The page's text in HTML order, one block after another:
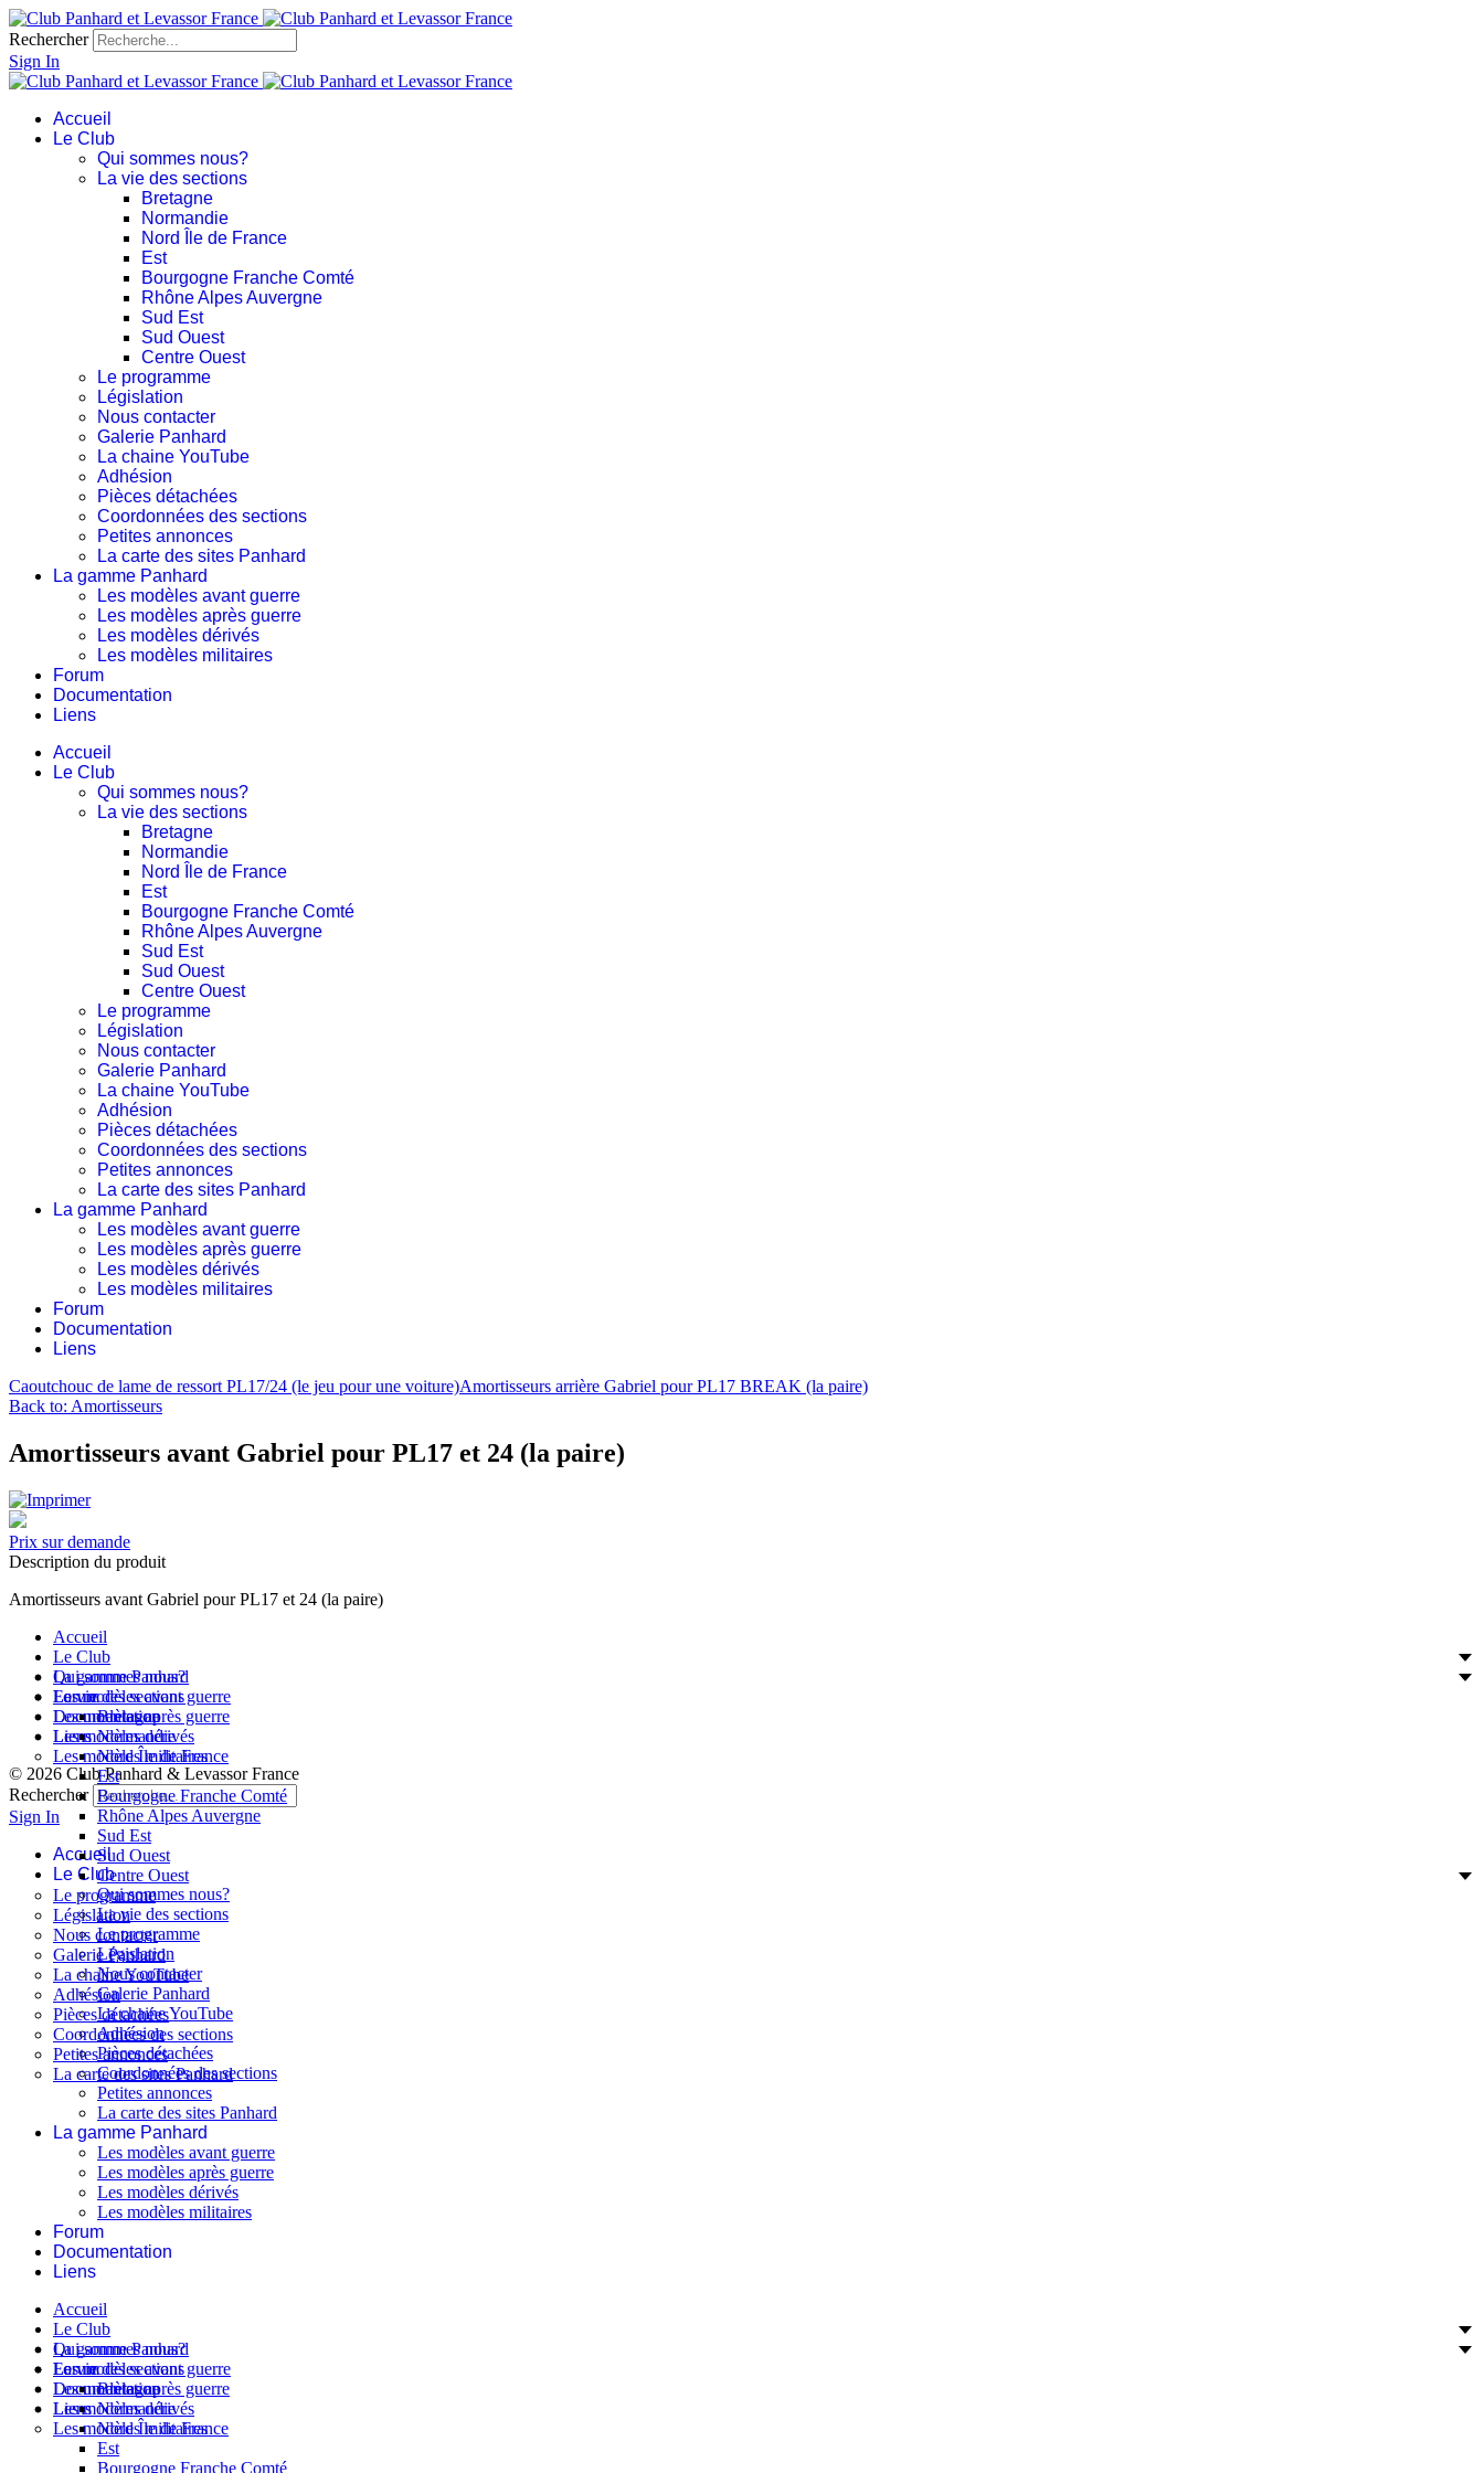
Rechercher
Sign In
Accueil
Le Club
Qui sommes nous?
La vie des sections
Bretagne
Normandie
Nord Île de France
Est
Bourgogne Franche Comté
Rhône Alpes Auvergne
Sud Est
Sud Ouest
Centre Ouest
Le programme
Législation
Nous contacter
Galerie Panhard
La chaine YouTube
Adhésion
Pièces détachées
Coordonnées des sections
Petites annonces
La carte des sites Panhard
La gamme Panhard
Les modèles avant guerre
Les modèles après guerre
Les modèles dérivés
Les modèles militaires
Forum
Documentation
Liens
Accueil
Le Club
Qui sommes nous?
La vie des sections
Bretagne
Normandie
Nord Île de France
Est
Bourgogne Franche Comté
Rhône Alpes Auvergne
Sud Est
Sud Ouest
Centre Ouest
Le programme
Législation
Nous contacter
Galerie Panhard
La chaine YouTube
Adhésion
Pièces détachées
Coordonnées des sections
Petites annonces
La carte des sites Panhard
La gamme Panhard
Les modèles avant guerre
Les modèles après guerre
Les modèles dérivés
Les modèles militaires
Forum
Documentation
Liens
Caoutchouc de lame de ressort PL17/24 (le jeu pour une voiture)Amortisseurs arrière Gabriel pour PL17 BREAK (la paire)
Back to: Amortisseurs
Amortisseurs avant Gabriel pour PL17 et 24 (la paire)
Prix sur demande
Description du produit
Amortisseurs avant Gabriel pour PL17 et 24 (la paire)
Accueil
Le Club
Qui sommes nous?
La vie des sections
Bretagne
Normandie
Nord Île de France
Est
Bourgogne Franche Comté
Rhône Alpes Auvergne
Sud Est
Sud Ouest
Centre Ouest
Le programme
Législation
Nous contacter
Galerie Panhard
La chaine YouTube
Adhésion
Pièces détachées
Coordonnées des sections
Petites annonces
La carte des sites Panhard
La gamme Panhard
Les modèles avant guerre
Les modèles après guerre
Les modèles dérivés
Les modèles militaires
Forum
Documentation
Liens
© 2026 Club Panhard & Levassor France
Rechercher
Sign In
Accueil
Le Club
Qui sommes nous?
La vie des sections
Le programme
Législation
Nous contacter
Galerie Panhard
La chaine YouTube
Adhésion
Pièces détachées
Coordonnées des sections
Petites annonces
La carte des sites Panhard
La gamme Panhard
Les modèles avant guerre
Les modèles après guerre
Les modèles dérivés
Les modèles militaires
Forum
Documentation
Liens
Accueil
Le Club
Qui sommes nous?
La vie des sections
Bretagne
Normandie
Nord Île de France
Est
Bourgogne Franche Comté
La gamme Panhard
Les modèles avant guerre
Les modèles après guerre
Les modèles dérivés
Les modèles militaires
Forum
Documentation
Liens